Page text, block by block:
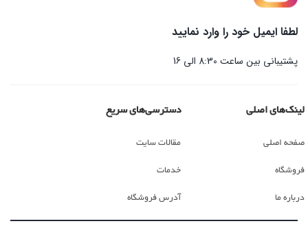
لطفا ایمیل خود را وارد نمایید
پشتیبانی بین ساعت 8:30 الی 16
لینک‌های اصلی
صفحه اصلی
فروشگاه
درباره ما
دسترسی‌های سریع
مقالات سایت
خدمات
آدرس فروشگاه